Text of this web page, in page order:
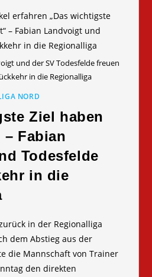
und der SV Todesfelde freuen
in die Regionalliga
NORD
Ziel haben
Fabian
Todesfelde
in die
in der Regionalliga
dem Abstieg aus der
die Mannschaft von Trainer
den direkten